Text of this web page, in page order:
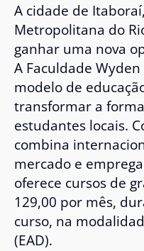
A cidade de
Metropolitana do
ganhar uma nova
A Faculdade
modelo de
transformar a
estudantes locais.
combina
mercado e
oferece cursos de
129,00 por mês,
curso, na
(EAD).